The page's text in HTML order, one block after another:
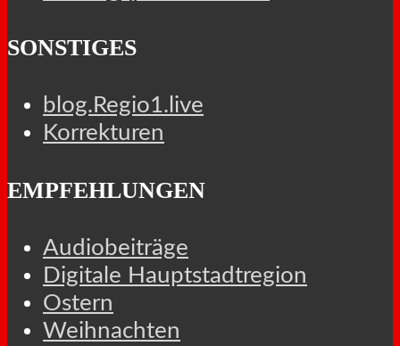
SONSTIGES
blog.Regio1.live
Korrekturen
EMPFEHLUNGEN
Audiobeiträge
Digitale Hauptstadtregion
Ostern
Weihnachten